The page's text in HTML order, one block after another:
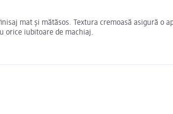
mat și mătăsos. Textura cremoasă asigură o
orice iubitoare de machiaj.